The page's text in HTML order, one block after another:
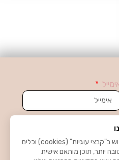
הפרטיות
לידיעתכם, באתר זה נעשה שימוש ב"קבצי עוגיות" (cookies) וכלים
יותר, תוכן מותאם אישית